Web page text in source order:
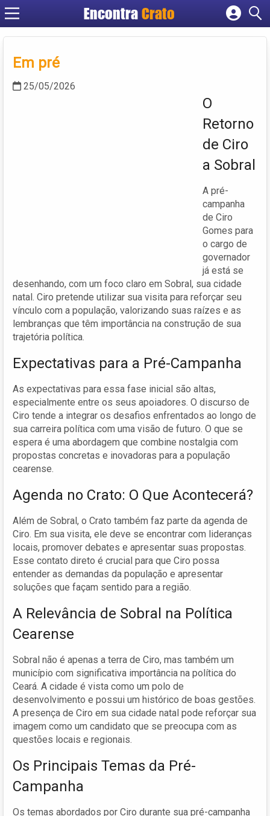
Encontra Crato
Cadastrar empresa
Em pré
25/05/2026
O
Retorno
de Ciro
a Sobral
A pré-
campanha
de Ciro
Gomes para
o cargo de
governador
já está se
desenhando, com um foco claro em Sobral, sua cidade
natal. Ciro pretende utilizar sua visita para reforçar seu
vínculo com a população, valorizando suas raízes e as
lembranças que têm importância na construção de sua
trajetória política.
Expectativas para a Pré-Campanha
As expectativas para essa fase inicial são altas,
especialmente entre os seus apoiadores. O discurso de
Ciro tende a integrar os desafios enfrentados ao longo de
sua carreira política com uma visão de futuro. O que se
espera é uma abordagem que combine nostalgia com
propostas concretas e inovadoras para a população
cearense.
Agenda no Crato: O Que Acontecerá?
Além de Sobral, o Crato também faz parte da agenda de
Ciro. Em sua visita, ele deve se encontrar com lideranças
locais, promover debates e apresentar suas propostas.
Esse contato direto é crucial para que Ciro possa
entender as demandas da população e apresentar
soluções que façam sentido para a região.
A Relevância de Sobral na Política
Cearense
Sobral não é apenas a terra de Ciro, mas também um
município com significativa importância na política do
Ceará. A cidade é vista como um polo de
desenvolvimento e possui um histórico de boas gestões.
A presença de Ciro em sua cidade natal pode reforçar sua
imagem como um candidato que se preocupa com as
questões locais e regionais.
Os Principais Temas da Pré-
Campanha
Os temas abordados por Ciro durante sua pré-campanha